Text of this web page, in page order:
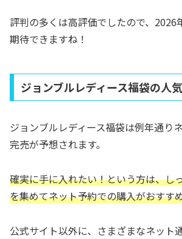
評判の多くは高評価でしたので、2026
期待できますね！
ジョンブルレディース福袋の人
ジョンブルレディース福袋は例年通り
完売が予想されます。
確実に手に入れたい！という方は、し
を集めてネット予約での購入がおすす
公式サイト以外に、さまざまなネット